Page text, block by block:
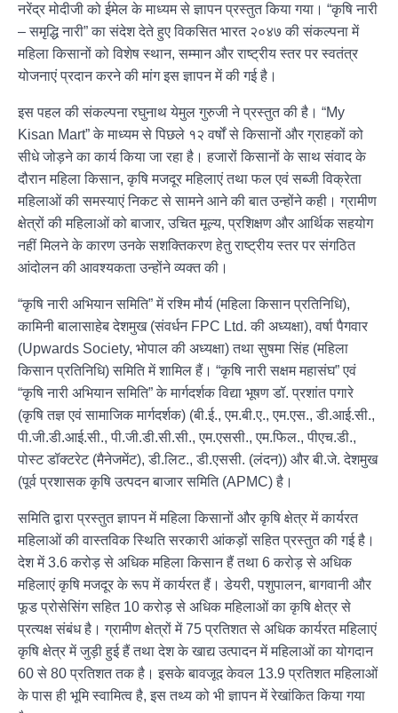
नरेंद्र मोदीजी को ईमेल के माध्यम से ज्ञापन प्रस्तुत किया गया। “कृषि नारी
– समृद्धि नारी” का संदेश देते हुए विकसित भारत २०४७ की संकल्पना में
महिला किसानों को विशेष स्थान, सम्मान और राष्ट्रीय स्तर पर स्वतंत्र
योजनाएं प्रदान करने की मांग इस ज्ञापन में की गई है।
इस पहल की संकल्पना रघुनाथ येमुल गुरुजी ने प्रस्तुत की है। “My
Kisan Mart” के माध्यम से पिछले १२ वर्षों से किसानों और ग्राहकों को
सीधे जोड़ने का कार्य किया जा रहा है। हजारों किसानों के साथ संवाद के
दौरान महिला किसान, कृषि मजदूर महिलाएं तथा फल एवं सब्जी विक्रेता
महिलाओं की समस्याएं निकट से सामने आने की बात उन्होंने कही। ग्रामीण
क्षेत्रों की महिलाओं को बाजार, उचित मूल्य, प्रशिक्षण और आर्थिक सहयोग
नहीं मिलने के कारण उनके सशक्तिकरण हेतु राष्ट्रीय स्तर पर संगठित
आंदोलन की आवश्यकता उन्होंने व्यक्त की।
“कृषि नारी अभियान समिति” में रश्मि मौर्य (महिला किसान प्रतिनिधि),
कामिनी बालासाहेब देशमुख (संवर्धन FPC Ltd. की अध्यक्षा), वर्षा पैगवार
(Upwards Society, भोपाल की अध्यक्षा) तथा सुषमा सिंह (महिला
किसान प्रतिनिधि) समिति में शामिल हैं। “कृषि नारी सक्षम महासंघ” एवं
“कृषि नारी अभियान समिति” के मार्गदर्शक विद्या भूषण डॉ. प्रशांत पगारे
(कृषि तज्ञ एवं सामाजिक मार्गदर्शक) (बी.ई., एम.बी.ए., एम.एस., डी.आई.सी.,
पी.जी.डी.आई.सी., पी.जी.डी.सी.सी., एम.एससी., एम.फिल., पीएच.डी.,
पोस्ट डॉक्टरेट (मैनेजमेंट), डी.लिट., डी.एससी. (लंदन)) और बी.जे. देशमुख
(पूर्व प्रशासक कृषि उत्पदन बाजार समिति (APMC) है।
समिति द्वारा प्रस्तुत ज्ञापन में महिला किसानों और कृषि क्षेत्र में कार्यरत
महिलाओं की वास्तविक स्थिति सरकारी आंकड़ों सहित प्रस्तुत की गई है।
देश में 3.6 करोड़ से अधिक महिला किसान हैं तथा 6 करोड़ से अधिक
महिलाएं कृषि मजदूर के रूप में कार्यरत हैं। डेयरी, पशुपालन, बागवानी और
फूड प्रोसेसिंग सहित 10 करोड़ से अधिक महिलाओं का कृषि क्षेत्र से
प्रत्यक्ष संबंध है। ग्रामीण क्षेत्रों में 75 प्रतिशत से अधिक कार्यरत महिलाएं
कृषि क्षेत्र में जुड़ी हुई हैं तथा देश के खाद्य उत्पादन में महिलाओं का योगदान
60 से 80 प्रतिशत तक है। इसके बावजूद केवल 13.9 प्रतिशत महिलाओं
के पास ही भूमि स्वामित्व है, इस तथ्य को भी ज्ञापन में रेखांकित किया गया